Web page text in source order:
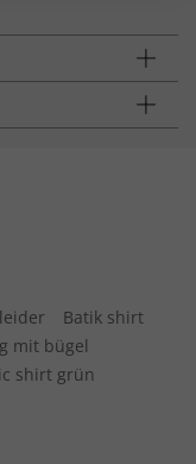
Batik shirt
mit bügel
shirt grün